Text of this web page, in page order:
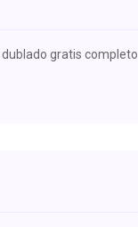
gratis completo